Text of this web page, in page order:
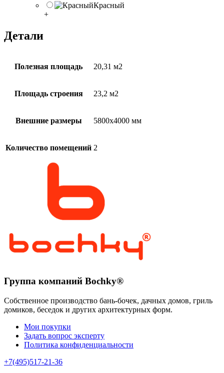
Красный
+
Детали
Полезная площадь 20,31 м2
Площадь строения 23,2 м2
Внешние размеры 5800х4000 мм
Количество помещений 2
Группа компаний Bochky®
Собственное производство бань-бочек, дачных домов, гриль
домиков, беседок и других архитектурных форм.
Мои покупки
Задать вопрос эксперту
Политика конфиденциальности
+7(495)517-21-36